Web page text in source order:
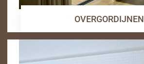
OVERGORDIJNEN